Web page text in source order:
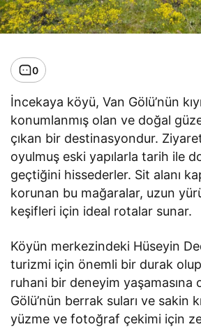
0
İncekaya köyü, Van Gölü’nün
konumlanmış olan ve doğal
çıkan bir destinasyondur.
oyulmuş eski yapılarla tarih ile
geçtiğini hissederler. Sit alanı
korunan bu mağaralar, uzun
keşifleri için ideal rotalar sunar.
Köyün merkezindeki Hüseyin
turizmi için önemli bir durak
ruhani bir deneyim yaşamasına
Gölü’nün berrak suları ve sakin
yüzme ve fotoğraf çekimi için